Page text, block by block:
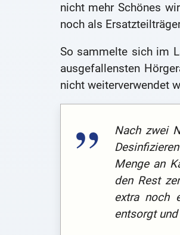
nicht mehr Schönes
noch als
So sammelte sich im
ausgefallensten
nicht weiterverwendet
Nach zwei
Menge an
den Rest
extra noch
entsorgt